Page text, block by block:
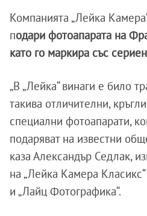
Компанията „Лейка
подари фотоапарата на
като го маркира със
„В „Лейка“ винаги е било
такива отличителни,
специални фотоапарати,
подаряват на известни
каза Александър Седлак,
на „Лейка Камера
и „Лайц Фотографика“.